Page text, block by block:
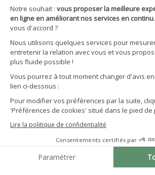
CGV particuliers
Politique de confidentialité